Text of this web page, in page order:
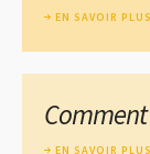
EN SAVOIR PLUS
EN SAVOIR PLUS